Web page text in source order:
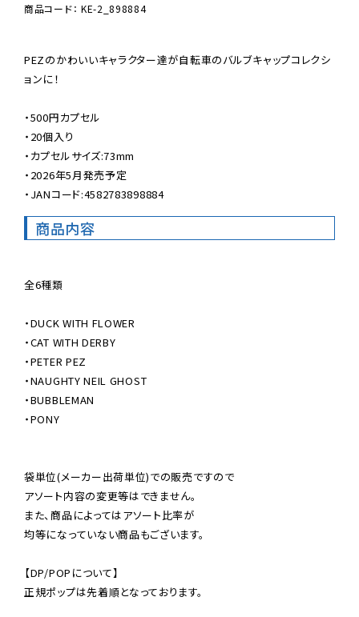
商品コード： KE-2_898884
PEZのかわいいキャラクター達が自転車のバルブキャップコレクシ
ョンに！
・500円カプセル
・20個入り
・カプセルサイズ:73mm
・2026年5月発売予定
・JANコード:4582783898884
商品内容
全6種類
・DUCK WITH FLOWER
・CAT WITH DERBY
・PETER PEZ
・NAUGHTY NEIL GHOST
・BUBBLEMAN
・PONY
袋単位(メーカー出荷単位)での販売ですので
アソート内容の変更等はできません。
また、商品によってはアソート比率が
均等になっていない商品もございます。
【DP/POPについて】
正規ポップは先着順となっております。